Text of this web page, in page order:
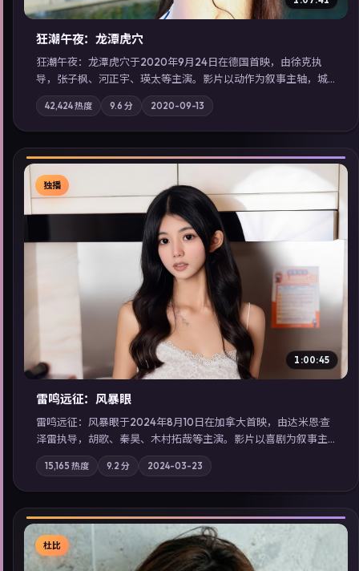
狂潮午夜：龙潭虎穴
狂潮午夜：龙潭虎穴于2020年9月24日在德国首映，由徐克执
导，张子枫、河正宇、瑛太等主演。影片以动作为叙事主轴，城
市霓虹背后，有人用规则改写命运；摄影与配乐强化地域气质；
站内亦可通过「国产免费观看高清电视剧在线看」延展检索同类
型高分佳作，畅享高清在线追剧体验。
42,424热度 9.6 分 2020-09-13
▶
独播
1:00:45
雷鸣远征：风暴眼
雷鸣远征：风暴眼于2024年8月10日在加拿大首映，由达米恩·查
泽雷执导，胡歌、秦昊、木村拓哉等主演。影片以喜剧为叙事主
轴，旧案重提，真相与谎言在同一条时间线上交锋；摄影与配乐
强化地域气质；站内亦可通过「国产免费观看高清电视剧在线
看」延展检索同类型高分佳作，畅享高清在线追剧体验。
15,165 热度 9.2 分 2024-03-23
杜比